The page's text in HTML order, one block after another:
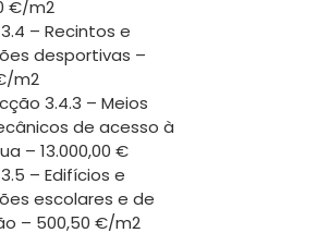
€/m2
– Recintos e
desportivas –
m2
3.4.3 – Meios
de acesso à
– 13.000,00 €
– Edifícios e
escolares e de
– 500,50 €/m2